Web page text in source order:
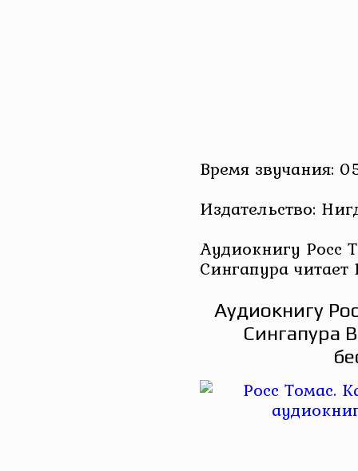
Время звучания:
Издательство:
Аудиокнигу Росс
Сингапура читает
Аудиокнигу
Сингапура